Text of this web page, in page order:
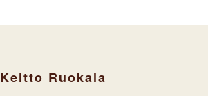
Keitto Ruokala